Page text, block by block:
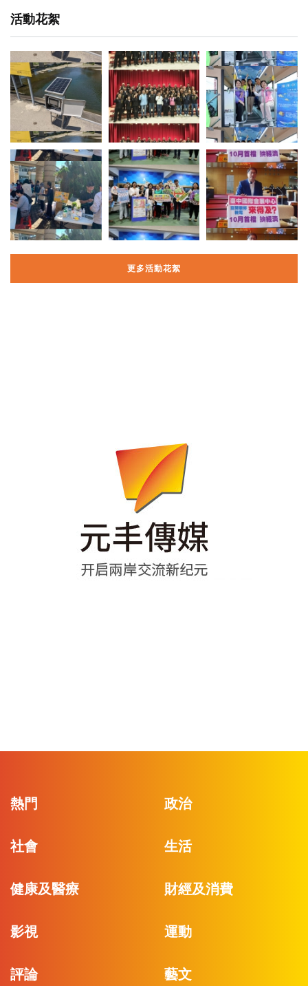
活動花絮
更多活動花絮
熱門 政治
社會 生活
健康及醫療 財經及消費
影視 運動
評論 藝文